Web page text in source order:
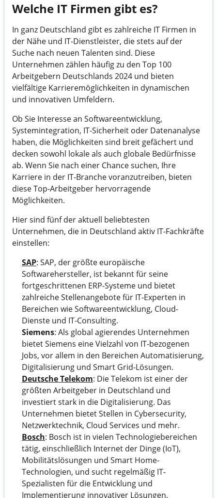
Welche IT Firmen gibt es?
In ganz Deutschland gibt es zahlreiche IT Firmen in
der Nähe und IT-Dienstleister, die stets auf der
Suche nach neuen Talenten sind. Diese
Unternehmen zählen häufig zu den Top 100
Arbeitgebern Deutschlands 2024 und bieten
vielfältige Karrieremöglichkeiten in dynamischen
und innovativen Umfeldern.
Ob Sie Interesse an Softwareentwicklung,
Systemintegration, IT-Sicherheit oder Datenanalyse
haben, die Möglichkeiten sind breit gefächert und
decken sowohl lokale als auch globale Bedürfnisse
ab. Wenn Sie nach einer Chance suchen, Ihre
Karriere in der IT-Branche voranzutreiben, bieten
diese Top-Arbeitgeber hervorragende
Möglichkeiten.
Hier sind fünf der aktuell beliebtesten
Unternehmen, die in Deutschland aktiv IT-Fachkräfte
einstellen:
SAP: SAP, der größte europäische
Softwarehersteller, ist bekannt für seine
fortgeschrittenen ERP-Systeme und bietet
zahlreiche Stellenangebote für IT-Experten in
Bereichen wie Softwareentwicklung, Cloud-
Dienste und IT-Consulting.
Siemens: Als global agierendes Unternehmen
bietet Siemens eine Vielzahl von IT-bezogenen
Jobs, vor allem in den Bereichen Automatisierung,
Digitalisierung und Smart Grid-Lösungen.
Deutsche Telekom: Die Telekom ist einer der
größten Arbeitgeber in Deutschland und
investiert stark in die Digitalisierung. Das
Unternehmen bietet Stellen in Cybersecurity,
Netzwerktechnik, Cloud Services und mehr.
Bosch: Bosch ist in vielen Technologiebereichen
tätig, einschließlich Internet der Dinge (IoT),
Mobilitätslösungen und Smart Home-
Technologien, und sucht regelmäßig IT-
Spezialisten für die Entwicklung und
Implementierung innovativer Lösungen.